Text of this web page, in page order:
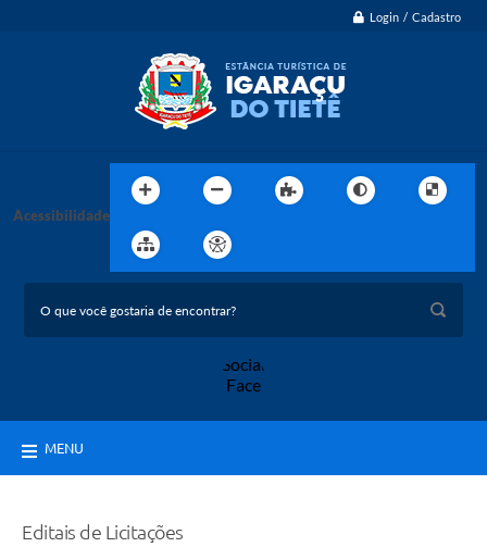
Login / Cadastro
Acessibilidade
MENU
Editais de Licitações